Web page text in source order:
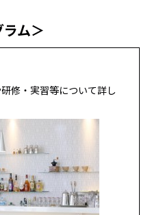
ム＞
修・実習等について詳し